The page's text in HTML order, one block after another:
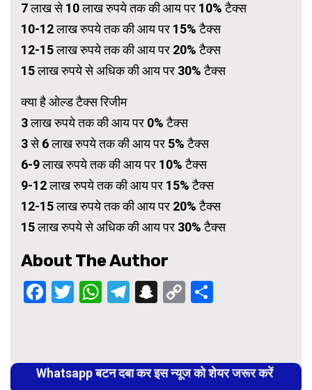
7 लाख से 10 लाख रुपये तक की आय पर 10% टैक्स
10-12 लाख रुपये तक की आय पर 15% टैक्स
12-15 लाख रुपये तक की आय पर 20% टैक्स
15 लाख रुपये से अधिक की आय पर 30% टैक्स
क्या है ओल्ड टैक्स रिजीम
3 लाख रुपये तक की आय पर 0% टैक्स
3 से 6 लाख रुपये तक की आय पर 5% टैक्स
6-9 लाख रुपये तक की आय पर 10% टैक्स
9-12 लाख रुपये तक की आय पर 15% टैक्स
12-15 लाख रुपये तक की आय पर 20% टैक्स
15 लाख रुपये से अधिक की आय पर 30% टैक्स
About The Author
Facebook
Twitter
WhatsApp
Telegram
Snapchat
Copy
Reading
Whatsapp बटन दबा कर इस न्यूज को शेयर जरूर करें